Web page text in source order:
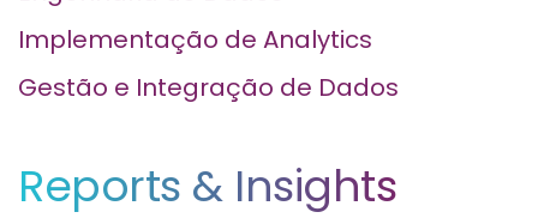
Implementação de Analytics
Gestão e Integração de Dados
Reports & Insights